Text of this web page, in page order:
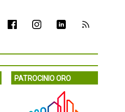
PATROCINIO ORO